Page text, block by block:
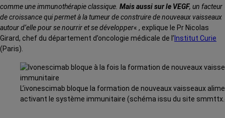
comme une immunothérapie classique. Mais aussi sur le VEGF, un facteur
de croissance qui permet à la tumeur de construire de nouveaux vaisseaux
autour d’elle pour se nourrir et se développer« , explique le Pr Nicolas
Girard, chef du département d’oncologie médicale de l’Institut Curie
(Paris).
L’ivonescimab bloque la formation de nouveaux vaisseaux
activant le système immunitaire (schéma issu du site